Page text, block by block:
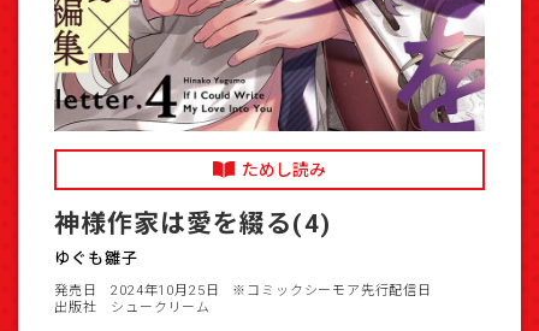
ためし読み
神様作家は愛を綴る(4)
ゆぐも雛子
発売日 2024年10月25日
※コミックシーモア先行配信日
出版社 シュークリーム